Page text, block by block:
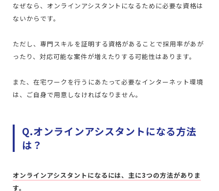
なぜなら、オンラインアシスタントになるために必要な資格は
ないからです。
ただし、専門スキルを証明する資格があることで採用率があが
ったり、対応可能な案件が増えたりする可能性はあります。
また、在宅ワークを行うにあたって必要なインターネット環境
は、ご自身で用意しなければなりません。
Q.オンラインアシスタントになる方法
は？
オンラインアシスタントになるには、主に3つの方法がありま
す。